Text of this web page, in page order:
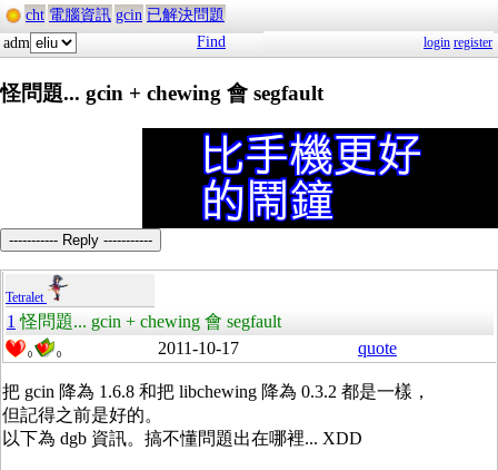
cht 電腦資訊 gcin 已解決問題
adm
Find login register
怪問題... gcin + chewing 會 segfault
----------- Reply -----------
Tetralet
1 怪問題... gcin + chewing 會 segfault
0 0 2011-10-17 quote
把 gcin 降為 1.6.8 和把 libchewing 降為 0.3.2 都是一樣，
但記得之前是好的。
以下為 dgb 資訊。搞不懂問題出在哪裡... XDD